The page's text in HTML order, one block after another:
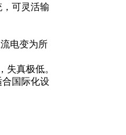
可灵活输
电变为所
失真极低。
国际化设